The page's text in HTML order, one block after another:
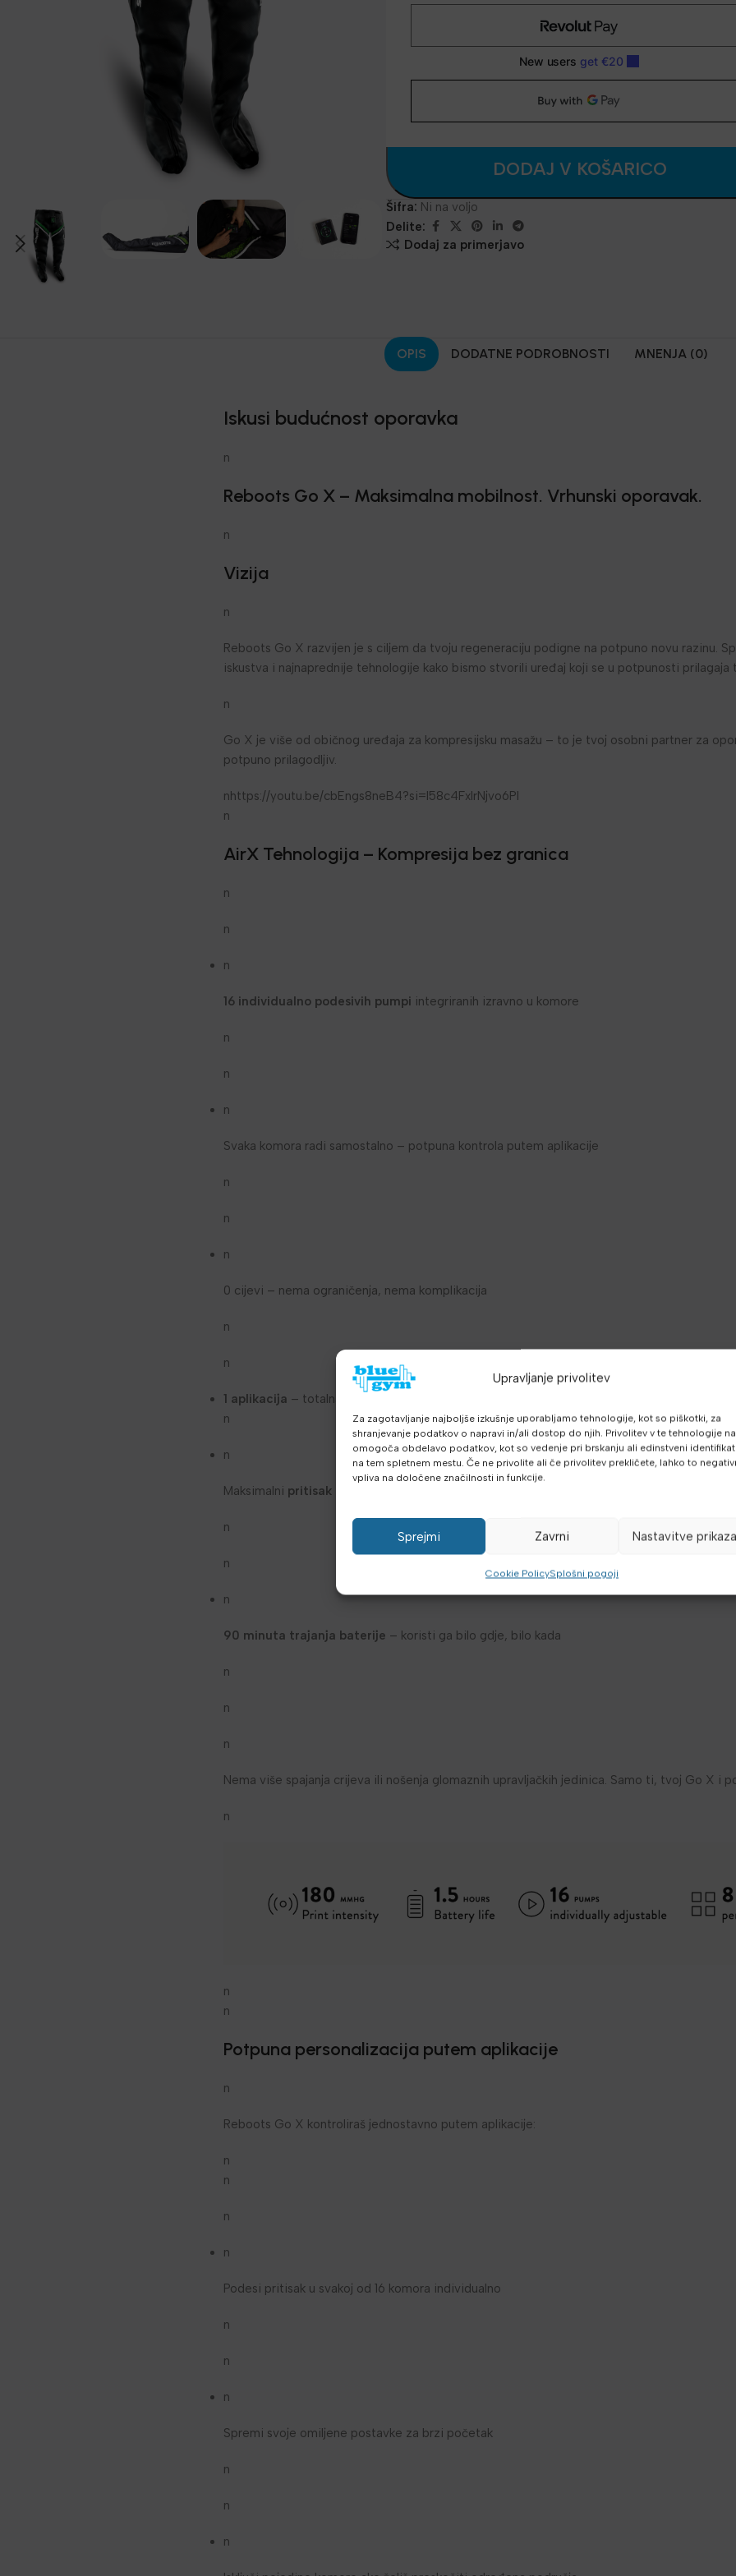
Upravljanje privolitev
Za zagotavljanje najboljše izkušnje uporabljamo tehnologije, kot so piškotki, za
shranjevanje podatkov o napravi in/ali dostop do njih. Privolitev v te tehnologije
omogoča obdelavo podatkov, kot so vedenje pri brskanju ali edinstveni
na tem spletnem mestu. Če ne privolite ali če privolitev prekličete, lahko to
vpliva na določene značilnosti in funkcije.
Sprejmi Zavrni Nastavitve prikaza
Cookie PolicySplošni pogoji
DODAJ V KOŠARICO
Šifra: Ni na voljo
Delite:
Dodaj za primerjavo
OPIS DODATNE PODROBNOSTI MNENJA (0)
Iskusi budućnost oporavka
n
Reboots Go X – Maksimalna mobilnost. Vrhunski oporavak.
n
Vizija
n
Reboots Go X razvijen je s ciljem da tvoju regeneraciju podigne na potpuno novu razinu.
iskustva i najnaprednije tehnologije kako bismo stvorili uređaj koji se u potpunosti prilagaja
n
Go X je više od običnog uređaja za kompresijsku masažu – to je tvoj osobni partner za
potpuno prilagodljiv.
nhttps://youtu.be/cbEngs8neB4?si=l58c4FxlrNjvo6PI
n
AirX Tehnologija – Kompresija bez granica
n
n
n
16 individualno podesivih pumpi integriranih izravno u komore
n
n
n
Svaka komora radi samostalno – potpuna kontrola putem aplikacije
n
n
n
0 cijevi – nema ograničenja, nema komplikacija
n
n
1 aplikacija – totalna kontrola
n
n
Maksimalni pritisak od 180 mmHg
n
n
n
90 minuta trajanja baterije – koristi ga bilo gdje, bilo kada
n
n
n
Nema više spajanja crijeva ili nošenja glomaznih upravljačkih jedinica. Samo ti, tvoj Go X i
n
n
n
Potpuna personalizacija putem aplikacije
n
Reboots Go X kontroliraš jednostavno putem aplikacije:
n
n
n
n
Podesi pritisak u svakoj od 16 komora individualno
n
n
n
Spremi svoje omiljene postavke za brzi početak
n
n
n